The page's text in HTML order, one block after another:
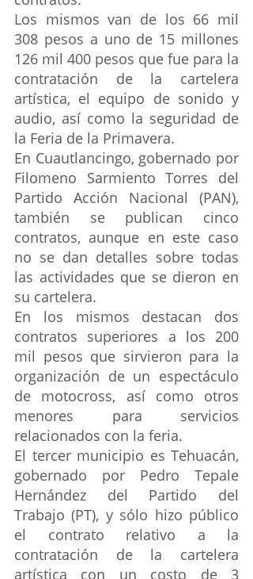
Los mismos van de los 66 mil
308 pesos a uno de 15 millones
126 mil 400 pesos que fue para la
contratación de la cartelera
artística, el equipo de sonido y
audio, así como la seguridad de
la Feria de la Primavera.
En Cuautlancingo, gobernado por
Filomeno Sarmiento Torres del
Partido Acción Nacional (PAN),
también se publican cinco
contratos, aunque en este caso
no se dan detalles sobre todas
las actividades que se dieron en
su cartelera.
En los mismos destacan dos
contratos superiores a los 200
mil pesos que sirvieron para la
organización de un espectáculo
de motocross, así como otros
menores para servicios
relacionados con la feria.
El tercer municipio es Tehuacán,
gobernado por Pedro Tepale
Hernández del Partido del
Trabajo (PT), y sólo hizo público
el contrato relativo a la
contratación de la cartelera
artística con un costo de 3